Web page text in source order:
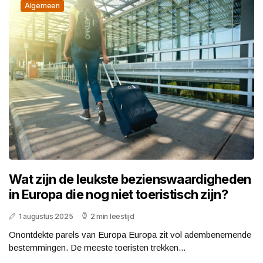
Algemeen
Wat zijn de leukste bezienswaardigheden
in Europa die nog niet toeristisch zijn?
1 augustus 2025 2 min leestijd
Onontdekte parels van Europa Europa zit vol adembenemende
bestemmingen. De meeste toeristen trekken...